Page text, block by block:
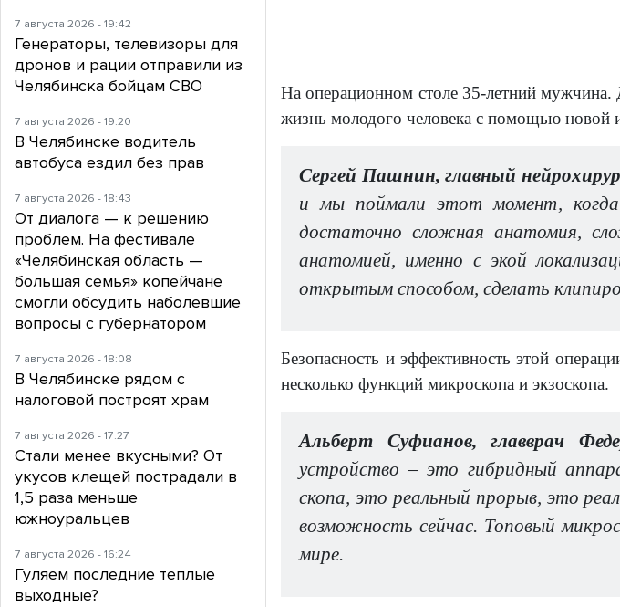
На операционном столе 35-летний мужчина.
жизнь молодого человека с помощью новой
Сергей Пашнин, главный
и мы поймали этот момент, когда
достаточно сложная анатомия,
анатомией, именно с экой
открытым способом, сделать
Безопасность и эффективность этой
несколько функций микроскопа и экзоскопа.
Альберт Суфианов, главврач
устройство – это гибридный
скопа, это реальный прорыв, это
возможность сейчас. Топовый
мире.
7 августа 2026 - 19:42
Генераторы, телевизоры для
дронов и рации отправили из
Челябинска бойцам СВО
7 августа 2026 - 19:20
В Челябинске водитель
автобуса ездил без прав
7 августа 2026 - 18:43
От диалога — к решению
проблем. На фестивале
«Челябинская область —
большая семья» копейчане
смогли обсудить наболевшие
вопросы с губернатором
7 августа 2026 - 18:08
В Челябинске рядом с
налоговой построят храм
7 августа 2026 - 17:27
Стали менее вкусными? От
укусов клещей пострадали в
1,5 раза меньше
южноуральцев
7 августа 2026 - 16:24
Гуляем последние теплые
выходные?